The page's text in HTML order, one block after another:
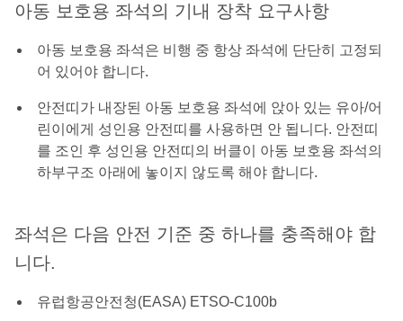
아동 보호용 좌석의 기내 장착 요구사항
아동 보호용 좌석은 비행 중 항상 좌석에 단단히 고정되
어 있어야 합니다.
안전띠가 내장된 아동 보호용 좌석에 앉아 있는 유아/어
린이에게 성인용 안전띠를 사용하면 안 됩니다. 안전띠
를 조인 후 성인용 안전띠의 버클이 아동 보호용 좌석의
하부구조 아래에 놓이지 않도록 해야 합니다.
좌석은 다음 안전 기준 중 하나를 충족해야 합
니다.
유럽항공안전청(EASA) ETSO-C100b